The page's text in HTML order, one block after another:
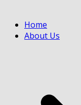
Home
About Us